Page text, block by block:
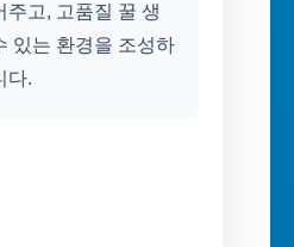
주고, 고품질 꿀 생
있는 환경을 조성하
다.